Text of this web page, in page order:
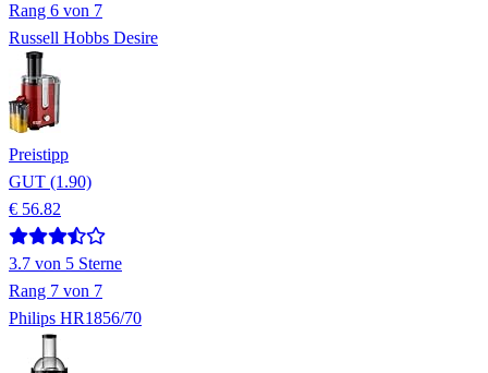
Rang 6 von 7
Russell Hobbs Desire
Preistipp
GUT (1.90)
€ 56.82
3.7 von 5 Sterne
Rang 7 von 7
Philips HR1856/70